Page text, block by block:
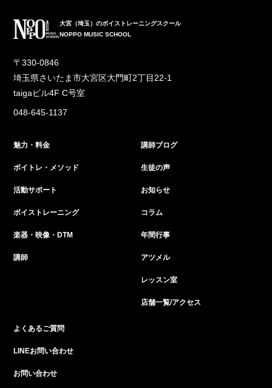
大宮（埼玉）のボイストレーニングスクール
NOPPO MUSIC SCHOOL
〒330-0846
埼玉県さいたま市大宮区大門町2丁目22-1
taigaビル4F C号室
048-645-1137
魅力・料金
ボイトレ・メソッド
活動サポート
ボイストレーニング
楽器・映像・DTM
講師
講師ブログ
生徒の声
お知らせ
コラム
年間行事
アツメル
レッスン室
店舗一覧/アクセス
よくあるご質問
LINEお問い合わせ
お問い合わせ